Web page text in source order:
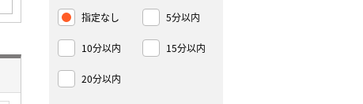
指定なし 5分以内
10分以内 15分以内
20分以内